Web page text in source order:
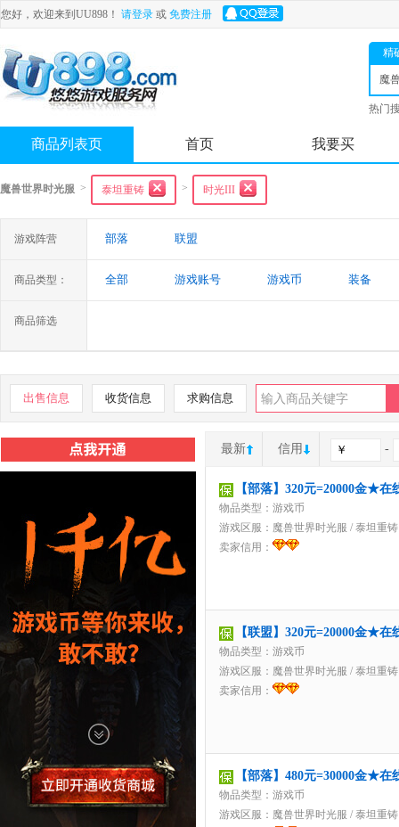
您好，欢迎来到UU898！ 请登录 或 免费注册
精
魔
光
热门
商品列表页 首页 我要买
魔兽世界时光服 > 泰坦重铸 > 时光III
游戏阵营 部落 联盟
商品类型： 全部 游戏账号 游戏币 装备
商品筛选
出售信息 收货信息 求购信息
最新 信用 -
【部落】320元=20000金★
物品类型：游戏币
游戏区服： 魔兽世界时光服 / 泰坦重铸
卖家信用：
【联盟】320元=20000金★
物品类型：游戏币
游戏区服： 魔兽世界时光服 / 泰坦重铸
卖家信用：
【部落】480元=30000金★
物品类型：游戏币
游戏区服： 魔兽世界时光服 / 泰坦重铸